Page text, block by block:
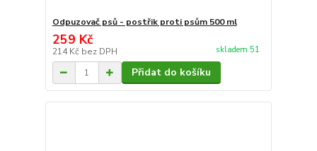
Odpuzovač psů - postřik proti psům 500 ml
259 Kč
214 Kč bez DPH skladem 51
Přidat do košíku